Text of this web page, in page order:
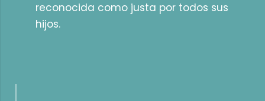
reconocida como justa por todos sus
hijos.